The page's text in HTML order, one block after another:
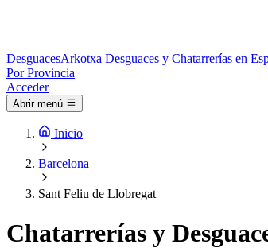
DesguacesArkotxa Desguaces y Chatarrerías en
Por Provincia
Acceder
Abrir menú
Inicio
Barcelona
Sant Feliu de Llobregat
Chatarrerías y